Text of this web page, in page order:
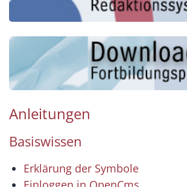
Anleitungen
Basiswissen
Erklärung der Symbole